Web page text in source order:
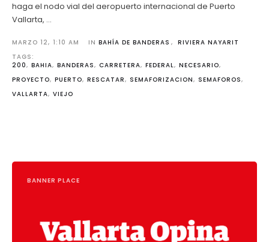
haga el nodo vial del aeropuerto internacional de Puerto
Vallarta, …
MARZO 12, 1:10 AM IN BAHÍA DE BANDERAS , RIVIERA NAYARIT
TAGS:
200, BAHIA, BANDERAS, CARRETERA, FEDERAL, NECESARIO,
PROYECTO, PUERTO, RESCATAR, SEMAFORIZACION, SEMAFOROS,
VALLARTA, VIEJO
BANNER PLACE